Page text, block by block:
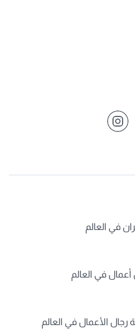
في العالم
في العالم
الأعمال في العالم